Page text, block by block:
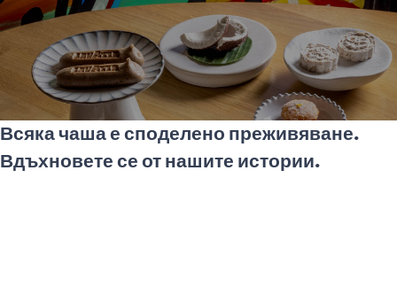
Всяка чаша е споделено преживяване.
Вдъхновете се от нашите истории.